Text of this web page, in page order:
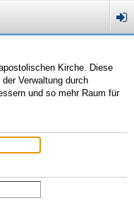
Kirche. Diese
Verwaltung durch
und so mehr Raum für